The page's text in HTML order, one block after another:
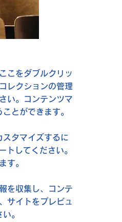
こをダブルクリッ
レクションの管理
い。コンテンツマ
とができます。
タマイズするに
トしてください。
す。
を収集し、コンテ
サイトをプレビュ
。